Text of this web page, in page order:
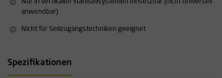
Z359.16:2016, CSA Z259.2.5-17, OSHA
Nicht für Seilzugangstechniken geeignet
Nur in vertikalen Stahlseilsystemen einsetzbar (nicht universell
anwendbar)
Nicht für Seilzugangstechniken geeignet
Spezifikationen